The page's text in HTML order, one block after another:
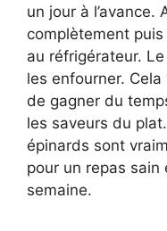
un jour à l’avance.
complètement
au réfrigérateur.
les enfourner.
de gagner du
les saveurs du
épinards sont
pour un repas
semaine.